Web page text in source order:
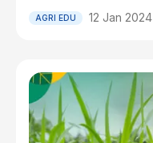
AGRI EDU 12 Jan 2024